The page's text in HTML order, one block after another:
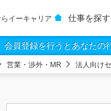
イーキャリア 仕事を探す
会員登録を行うとあなたの
営業・渉外・MR 法人向け